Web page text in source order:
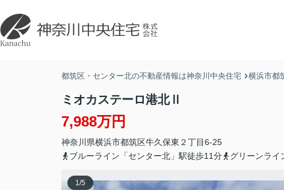
都筑区・センター北の不動産情報は神奈川中央住宅 横浜市都
ミオカステーロ港北Ⅱ
7,988万円
神奈川県横浜市都筑区牛久保東 ２丁目6-25
ブルーライン「センター北」駅徒歩11分
グリーンライ
1/5